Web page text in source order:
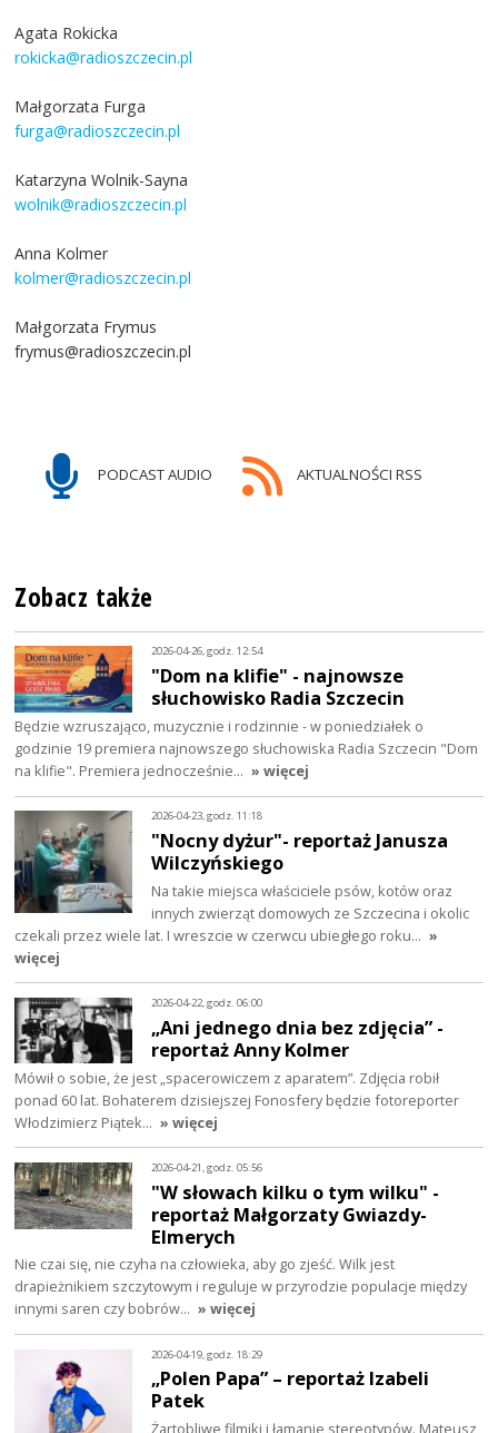
Agata Rokicka
rokicka@radioszczecin.pl
Małgorzata Furga
furga@radioszczecin.pl
Katarzyna Wolnik-Sayna
wolnik@radioszczecin.pl
Anna Kolmer
kolmer@radioszczecin.pl
Małgorzata Frymus
frymus@radioszczecin.pl
PODCAST AUDIO AKTUALNOŚCI RSS
Zobacz także
2026-04-26, godz. 12:54
"Dom na klifie" - najnowsze
słuchowisko Radia Szczecin
Będzie wzruszająco, muzycznie i rodzinnie - w poniedziałek o
godzinie 19 premiera najnowszego słuchowiska Radia Szczecin "Dom
na klifie". Premiera jednocześnie… » więcej
2026-04-23, godz. 11:18
"Nocny dyżur"- reportaż Janusza
Wilczyńskiego
Na takie miejsca właściciele psów, kotów oraz
innych zwierząt domowych ze Szczecina i okolic
czekali przez wiele lat. I wreszcie w czerwcu ubiegłego roku… »
więcej
2026-04-22, godz. 06:00
„Ani jednego dnia bez zdjęcia” -
reportaż Anny Kolmer
Mówił o sobie, że jest „spacerowiczem z aparatem”. Zdjęcia robił
ponad 60 lat. Bohaterem dzisiejszej Fonosfery będzie fotoreporter
Włodzimierz Piątek… » więcej
2026-04-21, godz. 05:56
"W słowach kilku o tym wilku" -
reportaż Małgorzaty Gwiazdy-
Elmerych
Nie czai się, nie czyha na człowieka, aby go zjeść. Wilk jest
drapieżnikiem szczytowym i reguluje w przyrodzie populacje między
innymi saren czy bobrów… » więcej
2026-04-19, godz. 18:29
„Polen Papa” – reportaż Izabeli
Patek
Żartobliwe filmiki i łamanie stereotypów. Mateusz